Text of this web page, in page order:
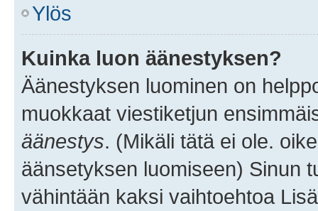
Ylös
Kuinka luon äänestyksen?
Äänestyksen luominen on
muokkaat viestiketjun
äänestys. (Mikäli tätä ei ole.
äänsetyksen luomiseen) Sinun
vähintään kaksi vaihtoehtoa